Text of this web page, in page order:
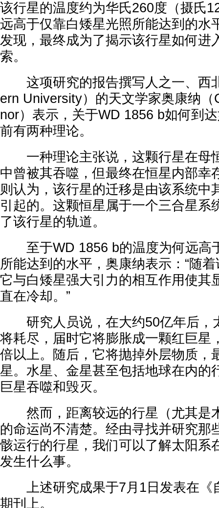
该行星的温度约为华氏260度（摄氏
远高于仅靠白矮星光照所能达到的水
发现，最终成为了揭示该行星如何进
索。
这项研究的报告撰写人之一、西
ern University）的天文学家奥康纳
nor）表示，关于WD 1856 b如何到
前有两种理论。
一种理论主张说，这颗行星在母
中曾被其吞噬，但最终在恒星内部幸
则认为，该行星的迁移是由该系统中
引起的。这颗恒星属于一个三合星系
了该行星的轨道。
至于WD 1856 b的温度为何远高
所能达到的水平，奥康纳表示：“随
它与白矮星强大引力的相互作用使其
直在冷却。”
研究人员说，在大约50亿年后，
将耗尽，届时它将膨胀成一颗红巨星
倍以上。随后，它将抛掉外层物质，
星。水星、金星甚至包括地球在内的
巨星吞噬和毁灭。
然而，距离较远的行星（尤其是
的命运尚不清楚。经由寻找并研究那
骸运行的行星，我们可以了解太阳系
发生什么事。
上述研究成果于7月1日发表在《
期刊上。